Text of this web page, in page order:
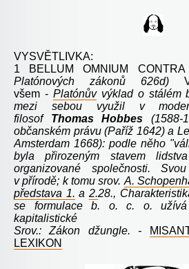
VYSVĚTLIVKA:
1
BELLUM OMNIUM
Platónových zákonů 626d)
všem - Platónůvvýklad o stálém
mezi sebou využil v
filosof
Thomas Hobbes
občanském právu (Paříž 1642) a
Amsterdam 1668): podle něho
byla přirozeným stavem
organizované společnosti.
v přírodě; k tomu srov. A.
představa 1. a 2.28.,
se formulace b. o. c. o. užívá
kapitalistické
Srov.: Zákon džungle.
-
LEXIKON